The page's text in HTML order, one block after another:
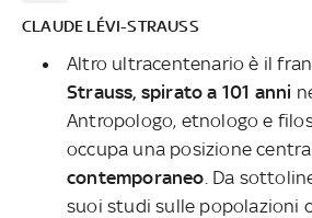
CLAUDE LÉVI-STRAUSS
Altro ultracentenario è il
Strauss, spirato a 101 anni
Antropologo, etnologo e
occupa una posizione
contemporaneo . Da
suoi studi sulle popolazioni